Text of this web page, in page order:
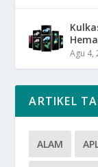
Agu 4,
ARTIKEL
ALAM